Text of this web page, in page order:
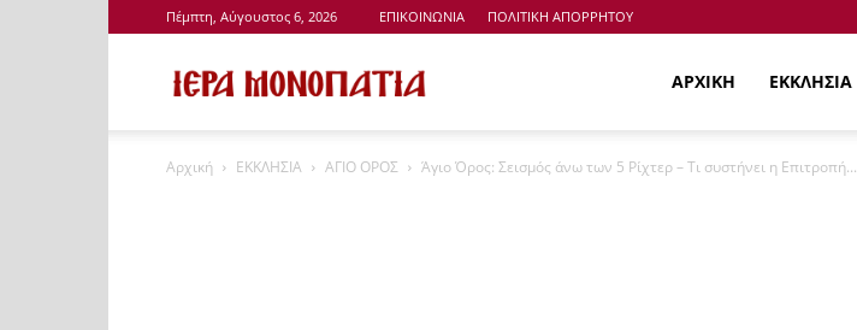
Πέμπτη, Αύγουστος 6, 2026 ΕΠΙΚΟΙΝΩΝΙΑ ΠΟΛΙΤΙΚΗ ΑΠΟΡΡΗΤΟΥ
Μονοπάτια
ΑΡΧΙΚΗ ΕΚΚΛΗΣΙΑ
Αρχική ΕΚΚΛΗΣΙΑ ΑΓΙΟ ΟΡΟΣ Άγιο Όρος: Σεισμός άνω των 5 Ρίχτερ – Τι συστήνει η Επιτροπή...